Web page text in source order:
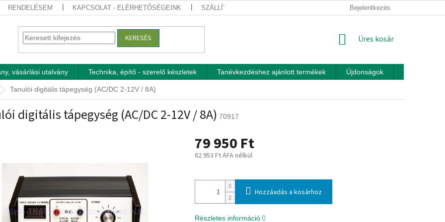
RENDELÉSEM KAPCSOLAT - ELÉRHETŐSÉGEINK SZÁLLÍTÁSI FELTÉTELEK ÜZLETI FELTÉTELEK (ÁSZF)
Bejelentkezés
KERESÉS KOSÁR
Üres kosár
vásárlási utalvány Technika, építő - szerelő készletek Tanévkezdéshez ajánlott termékek Újdonságok
Tanulói digitális tápegység (AC/DC 2-12V / 8A)
digitális tápegység (AC/DC 2-12V / 8A) 70917
79 950 Ft
62 953 Ft ÁFA nélkül
Hozzáadás a kosárhoz
Részletes információ